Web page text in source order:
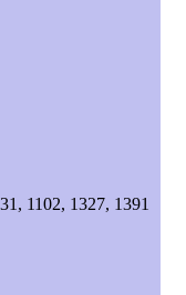
1102, 1327, 1391